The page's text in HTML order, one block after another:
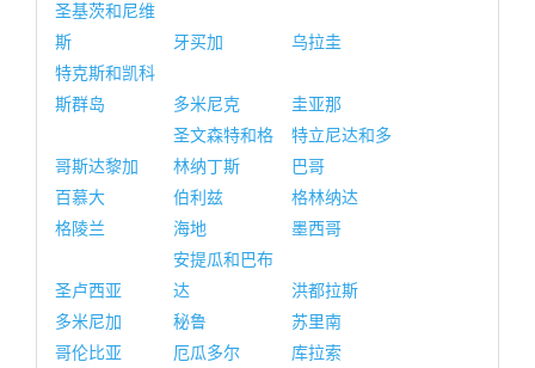
圣基茨和尼维
斯
牙买加
乌拉圭
特克斯和凯科
斯群岛
多米尼克 圭亚那
哥斯达黎加
圣文森特和格
林纳丁斯
特立尼达和多
巴哥
百慕大
伯利兹
格林纳达
格陵兰
海地 墨西哥
圣卢西亚
安提瓜和巴布
达
洪都拉斯
多米尼加
秘鲁
苏里南
哥伦比亚
厄瓜多尔
库拉索